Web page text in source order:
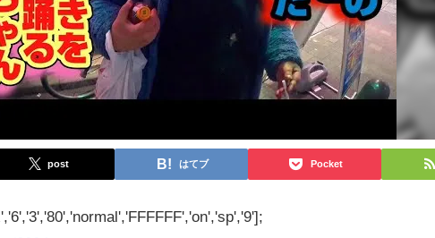
post はてブ Pocket